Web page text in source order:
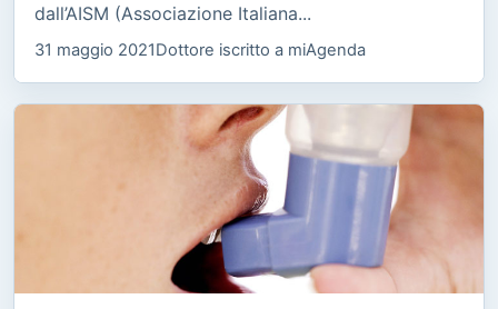
dall’AISM (Associazione Italiana...
31 maggio 2021Dottore iscritto a miAgenda